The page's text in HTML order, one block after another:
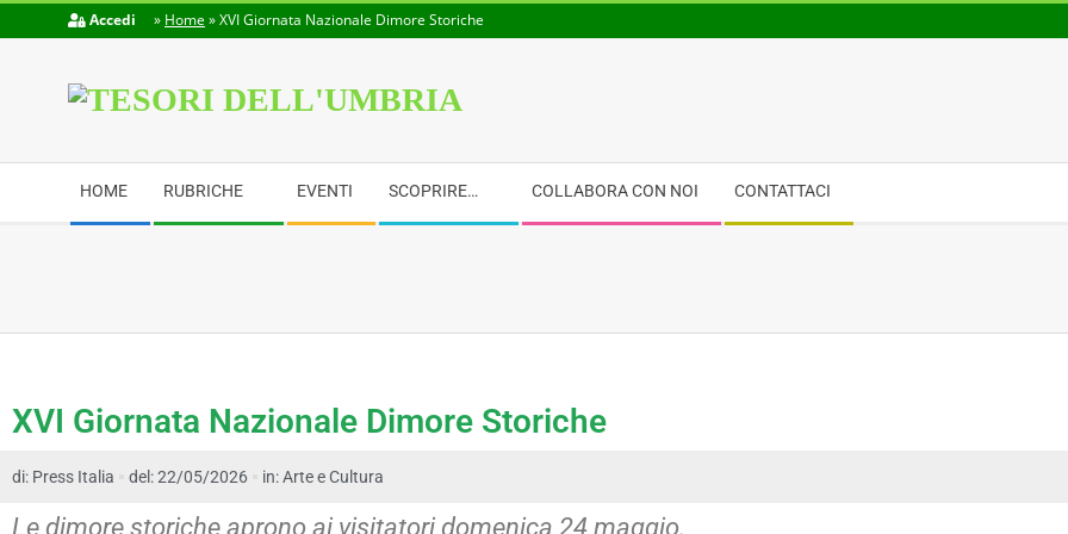
Accedi » Home »XVI Giornata Nazionale Dimore Storiche
DELL'UMBRIA
HOME RUBRICHE EVENTI SCOPRIRE… COLLABORA CON NOI CONTATTACI
XVI Giornata Nazionale Dimore Storiche
di: Press Italia del: 22/05/2026 in:Arte e Cultura
Le dimore storiche aprono ai visitatori domenica 24 maggio.